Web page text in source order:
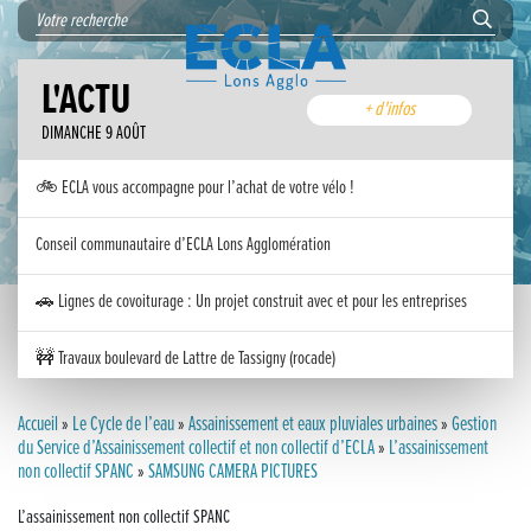
L'ACTU
DIMANCHE 9 AOÛT
+ d'infos
🚲 ECLA vous accompagne pour l’achat de votre vélo !
Conseil communautaire d’ECLA Lons Agglomération
🚗 Lignes de covoiturage : Un projet construit avec et pour les entreprises
🚧 Travaux boulevard de Lattre de Tassigny (rocade)
Inauguration nouvelle station d’épuration (STEP) de Trenal
Festival des solutions écologiques 2026
Accueil» Le Cycle de l’eau»Assainissement et eaux pluviales urbaines»Gestion
du Service d’Assainissement collectif et non collectif d’ECLA» L’assainissement
non collectif SPANC»SAMSUNG CAMERA PICTURES
L’assainissement non collectif SPANC